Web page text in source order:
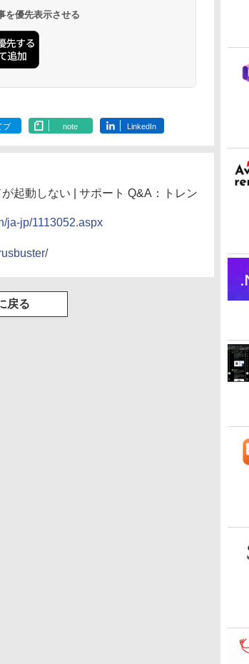
を優先表示させる
ブ note LinkedIn
起動しない | サポート Q&A：トレン
ja-jp/1113052.aspx
戻る